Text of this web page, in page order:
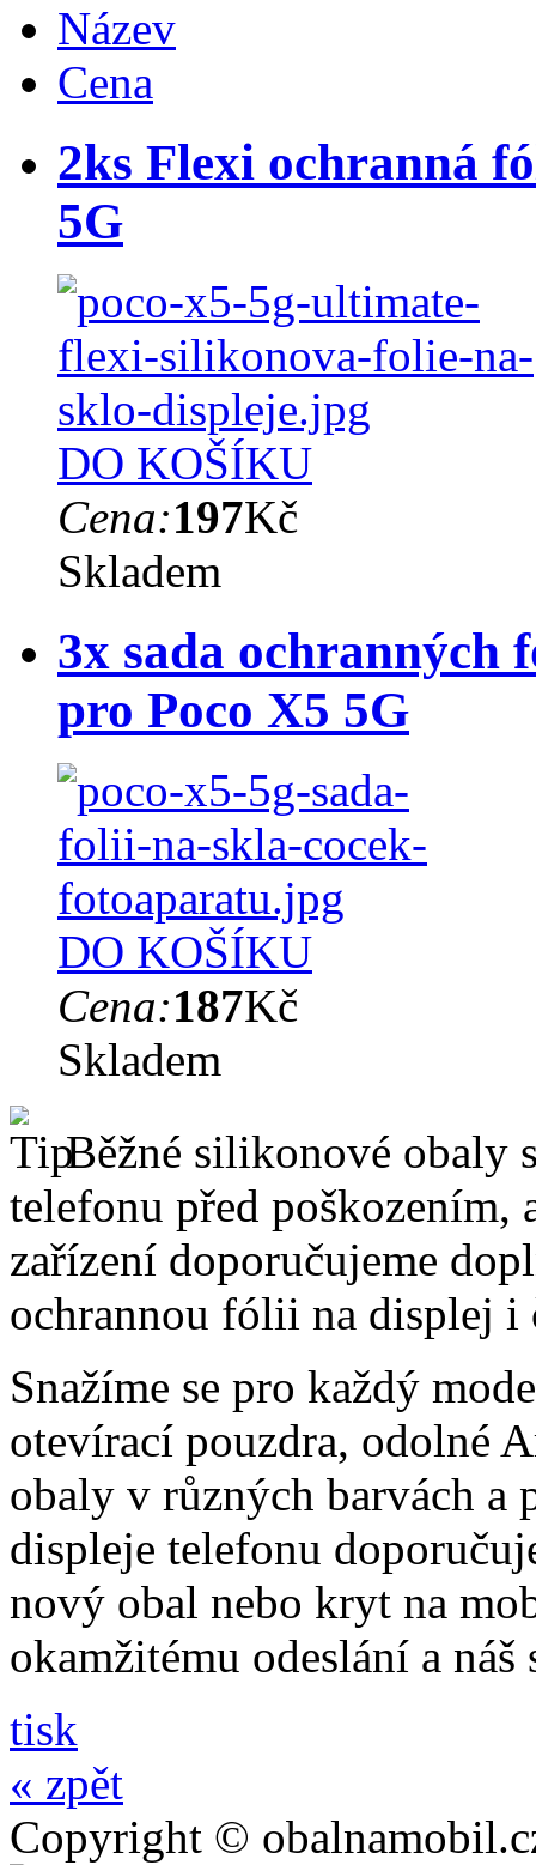
Název
Cena
2ks Flexi ochranná
5G
DO KOŠÍKU
Cena:197Kč
Skladem
3x sada ochranných
pro Poco X5 5G
DO KOŠÍKU
Cena:187Kč
Skladem
Běžné silikonové obaly
telefonu před poškozením,
zařízení doporučujeme
ochrannou fólii na displej i
Snažíme se pro každý
otevírací pouzdra, odolné
obaly v různých barvách a
displeje telefonu
nový obal nebo kryt na
okamžitému odeslání a
tisk
« zpět
Copyright ©